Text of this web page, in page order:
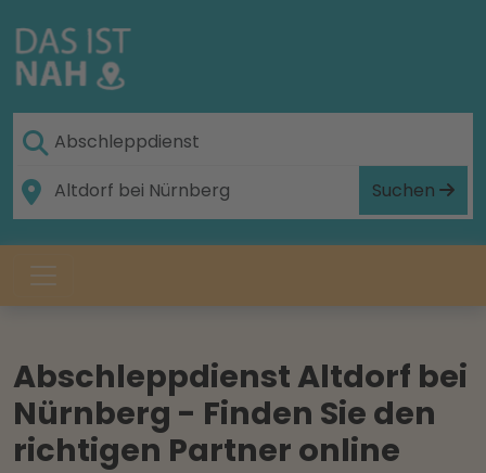
Suchen
Abschleppdienst Altdorf bei
Nürnberg - Finden Sie den
richtigen Partner online